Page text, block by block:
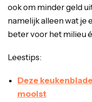
ook om minder geld
namelijk alleen wat je
beter voor het milieu
Leestips:
Deze
mooist